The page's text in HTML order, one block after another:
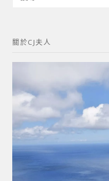
字:
關於CJ夫人